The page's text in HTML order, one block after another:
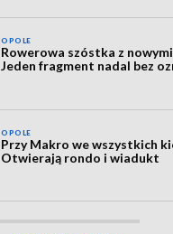
OPOLE
Rowerowa szóstka z
Jeden fragment nadal bez
OPOLE
Przy Makro we wszystkich
Otwierają rondo i wiadukt